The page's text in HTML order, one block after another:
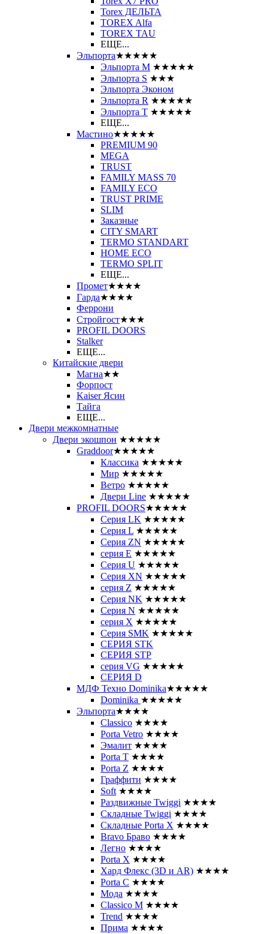
Torex ДЕЛЬТА
TOREX Alfa
TOREX TAU
ЕЩЕ...
Эльпорта★★★★★
Эльпорта M ★★★★★
Эльпорта S ★★★
Эльпорта Эконом
Эльпорта R ★★★★★
Эльпорта Т ★★★★★
ЕЩЕ...
Мастино★★★★★
PREMIUM 90
MEGA
TRUST
FAMILY MASS 70
FAMILY ECO
TRUST PRIME
SLIM
Заказные
CITY SMART
TERMO STANDART
HOME ECO
ТЕRМО SPLIT
ЕЩЕ...
Промет★★★★
Гарда★★★★
Феррони
Стройгост★★★
PROFIL DOORS
Stalker
ЕЩЕ...
Китайские двери
Магна★★
Форпост
Kaiser Ясин
Тайга
ЕЩЕ...
Двери межкомнатные
Двери экошпон ★★★★★
Graddoor★★★★★
Классика ★★★★★
Мир ★★★★★
Ветро ★★★★★
Двери Line ★★★★★
PROFIL DOORS★★★★★
Серия LK ★★★★★
Серия L ★★★★★
Серия ZN ★★★★★
серия E ★★★★★
Серия U ★★★★★
Серия XN ★★★★★
серия Z ★★★★★
Серия NK ★★★★★
Серия N ★★★★★
серия X ★★★★★
Серия SMK ★★★★★
СЕРИЯ STK
СЕРИЯ STP
серия VG ★★★★★
СЕРИЯ D
МДФ Техно Dominika★★★★★
Dominika ★★★★★
Эльпорта★★★★
Classico ★★★★
Porta Vetro ★★★★
Эмалит ★★★★
Porta T ★★★★
Porta Z ★★★★
Граффити ★★★★
Soft ★★★★
Раздвижные Twiggi ★★★★
Складные Twiggi ★★★★
Складные Porta X ★★★★
Bravo Браво ★★★★
Легно ★★★★
Porta X ★★★★
Хард Флекс (3D и AR) ★★★★
Porta C ★★★★
Мода ★★★★
Classico M ★★★★
Trend ★★★★
Прима ★★★★